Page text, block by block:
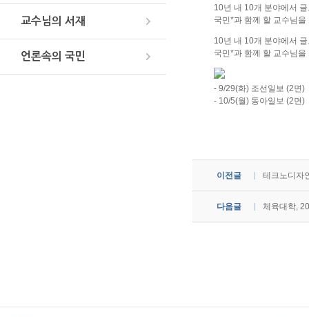
교수님의 서재
언론속의 국민
10년 내 10개 분야에서
국민*과 함께 할 교수님을
10년 내 10개 분야에서
국민*과 함께 할 교수님을
- 9/29(화) 조선일보 (2면)
- 10/5(월) 동아일보 (2면)
이전글 테크노디자
다음글 체육대학,